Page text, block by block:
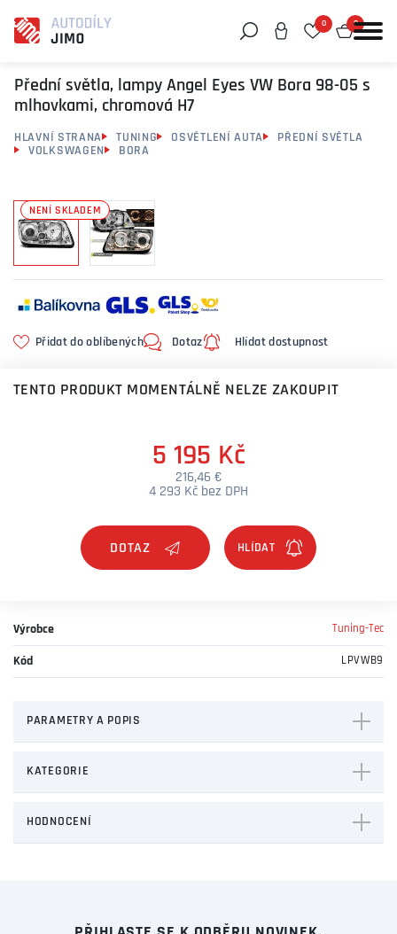
0 0
Přední světla, lampy Angel Eyes VW Bora 98-05 s
mlhovkami, chromová H7
HLAVNÍ STRANA TUNING OSVĚTLENÍ AUTA
PŘEDNÍ SVĚTLA
VOLKSWAGEN
BORA
NENÍ SKLADEM
Přidat do oblíbených Dotaz Hlídat dostupnost
TENTO PRODUKT MOMENTÁLNĚ NELZE ZAKOUPIT
5 195 Kč
216,46 €
4 293 Kč bez DPH
DOTAZ
Výrobce Tuning-Tec
Kód LPVWB9
PARAMETRY A POPIS
KATEGORIE
HODNOCENÍ
Můžeme vám pomoci něco najít?